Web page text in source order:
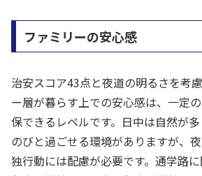
ファミリーの安心感
治安スコア43点と夜道の明るさを考
ー層が暮らす上での安心感は、一定
保できるレベルです。日中は自然が
のびと過ごせる環境がありますが、
独行動には配慮が必要です。通学路